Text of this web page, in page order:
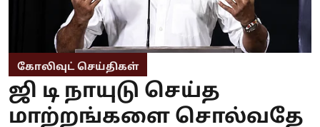
கோலிவுட் செய்திகள்
ஜி டி நாயுடு செய்த
மாற்றங்களை சொல்வதே